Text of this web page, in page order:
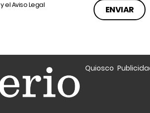
y elAviso Legal
Quiosco